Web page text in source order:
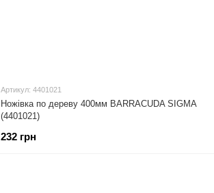
Артикул: 4401021
Ножівка по дереву 400мм BARRACUDA SIGMA
(4401021)
232 грн